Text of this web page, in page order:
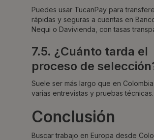
Puedes usar TucanPay para
rápidas y seguras a cuentas en
Nequi o Davivienda, con tasas
7.5. ¿Cuánto tarda el
proceso de
Suele ser más largo que en
varias entrevistas y pruebas técnicas.
Conclusión
Buscar trabajo en Europa desde